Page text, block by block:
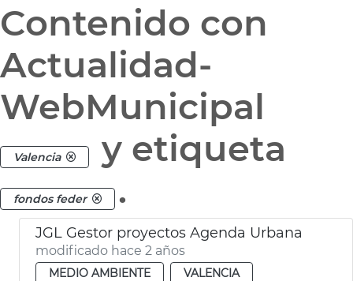
Contenido con
Actualidad-
WebMunicipal
Valencia y etiqueta
fondos feder .
JGL Gestor proyectos Agenda Urbana
modificado hace 2 años
MEDIO AMBIENTE
VALENCIA